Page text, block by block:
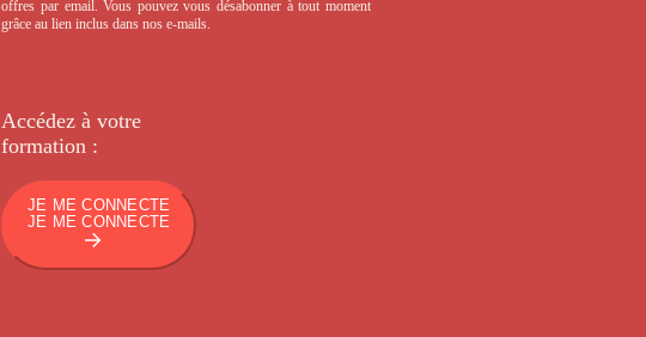
offres par email. Vous pouvez vous désabonner à tout moment
grâce au lien inclus dans nos e-mails.
Accédez à votre
formation :
JE ME CONNECTE
JE ME CONNECTE